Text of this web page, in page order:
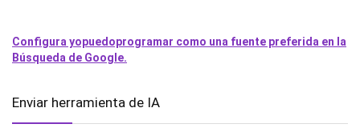
Configura yopuedoprogramar como una fuente preferida en la
Búsqueda de Google.
Enviar herramienta de IA